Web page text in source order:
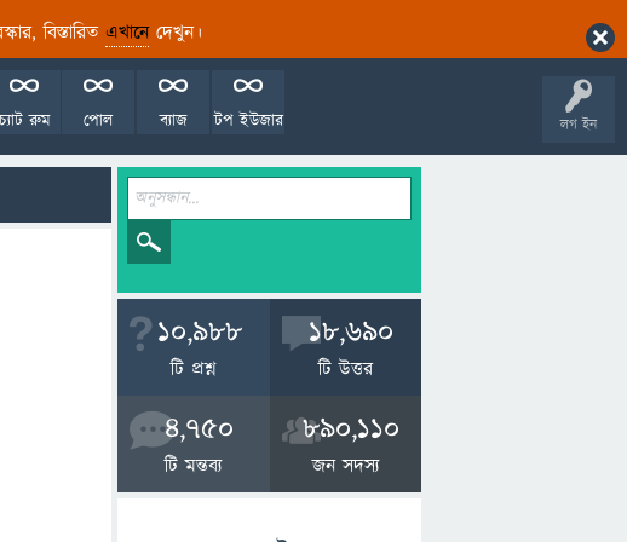
বিস্তারিত এখানেদেখুন।
লগ ইন
টপ ইউজার
ব্যাজ
পোল
রুম
10,988
টি প্রশ্ন
18,690
টি উত্তর
4,750
টি মন্তব্য
890,110
জন সদস্য